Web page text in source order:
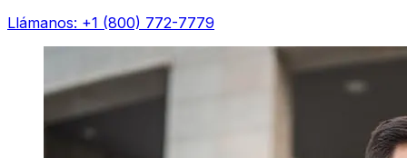
Llámanos: +1 (800) 772-7779